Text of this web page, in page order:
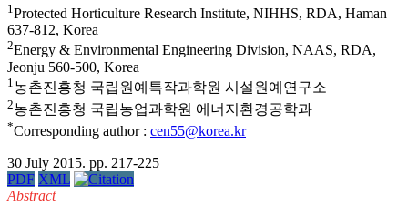
1 Protected Horticulture Research Institute, NIHHS, RDA, Haman
637-812, Korea
2Energy & Environmental Engineering Division, NAAS, RDA,
Jeonju 560-500, Korea
1 농촌진흥청 국립원예특작과학원 시설원예연구소
2농촌진흥청 국립농업과학원 에너지환경공학과
*Corresponding author : cen55@korea.kr
30 July 2015. pp. 217-225
PDF XML
Abstract